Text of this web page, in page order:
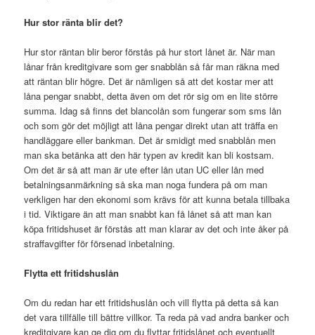
Hur stor ränta blir det?
Hur stor räntan blir beror förstås på hur stort lånet är. När man
lånar från kreditgivare som ger snabblån så får man räkna med
att räntan blir högre. Det är nämligen så att det kostar mer att
låna pengar snabbt, detta även om det rör sig om en lite större
summa. Idag så finns det blancolån som fungerar som sms lån
och som gör det möjligt att låna pengar direkt utan att träffa en
handläggare eller bankman. Det är smidigt med snabblån men
man ska betänka att den här typen av kredit kan bli kostsam.
Om det är så att man är ute efter lån utan UC eller lån med
betalningsanmärkning så ska man noga fundera på om man
verkligen har den ekonomi som krävs för att kunna betala tillbaka
i tid. Viktigare än att man snabbt kan få lånet så att man kan
köpa fritidshuset är förstås att man klarar av det och inte åker på
straffavgifter för försenad inbetalning.
Flytta ett fritidshuslån
Om du redan har ett fritidshuslån och vill flytta på detta så kan
det vara tillfälle till bättre villkor. Ta reda på vad andra banker och
kreditgivare kan ge dig om du flyttar fritidslånet och eventuellt